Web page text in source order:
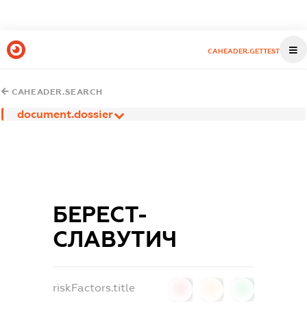
CAHEADER.GETTEST
CAHEADER.SEARCH
document.dossier
БЕРЕСТ-
СЛАВУТИЧ
riskFactors.title